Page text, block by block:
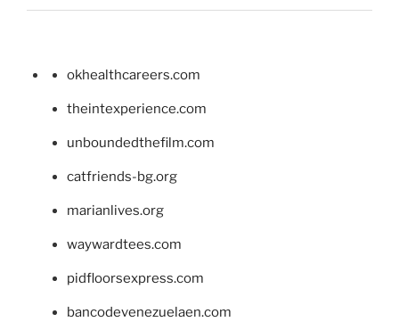
okhealthcareers.com
theintexperience.com
unboundedthefilm.com
catfriends-bg.org
marianlives.org
waywardtees.com
pidfloorsexpress.com
bancodevenezuelaen.com